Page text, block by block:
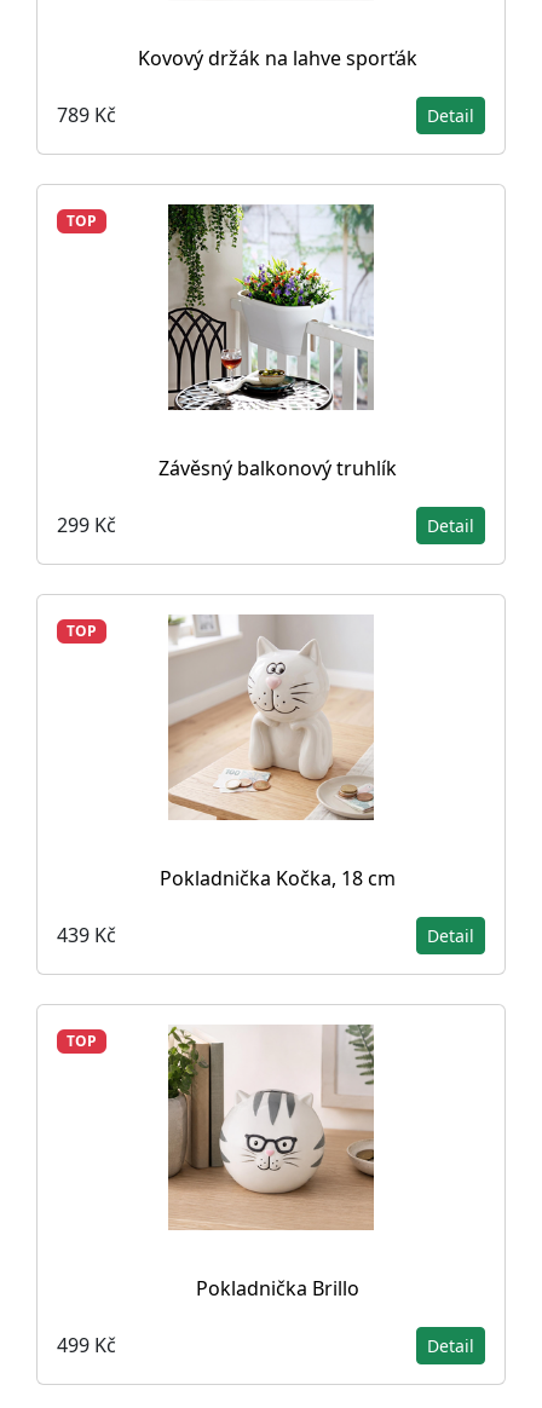
Kovový držák na lahve sporťák
789 Kč Detail
TOP
Závěsný balkonový truhlík
299 Kč Detail
TOP
Pokladnička Kočka, 18 cm
439 Kč Detail
TOP
Pokladnička Brillo
499 Kč Detail